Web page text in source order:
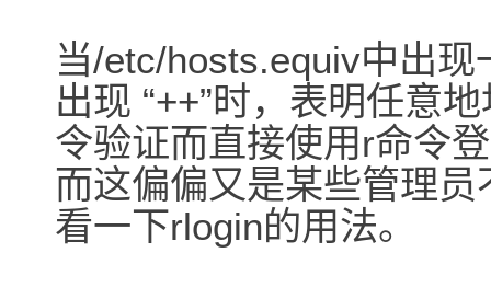
当/etc/hosts.equiv中出现
出现 “++”时，表明任意
令验证而直接使用r命令
而这偏偏又是某些管理
看一下rlogin的用法。